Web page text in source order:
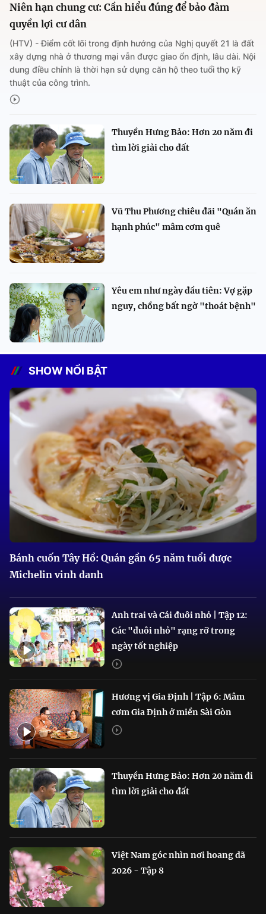
Niên hạn chung cư: Cần hiểu đúng để bảo đảm
quyền lợi cư dân
(HTV) - Điểm cốt lõi trong định hướng của Nghị quyết 21 là đất
xây dựng nhà ở thương mại vẫn được giao ổn định, lâu dài. Nội
dung điều chỉnh là thời hạn sử dụng căn hộ theo tuổi thọ kỹ
thuật của công trình.
Thuyền Hưng Bảo: Hơn 20 năm đi
tìm lời giải cho đất
Vũ Thu Phương chiêu đãi "Quán ăn
hạnh phúc" mâm cơm quê
Yêu em như ngày đầu tiên: Vợ gặp
nguy, chồng bất ngờ "thoát bệnh"
SHOW NỔI BẬT
Bánh cuốn Tây Hồ: Quán gần 65 năm tuổi được
Michelin vinh danh
Anh trai và Cái đuôi nhỏ | Tập 12:
Các "đuôi nhỏ" rạng rỡ trong
ngày tốt nghiệp
Hương vị Gia Định | Tập 6: Mâm
cơm Gia Định ở miền Sài Gòn
Thuyền Hưng Bảo: Hơn 20 năm đi
tìm lời giải cho đất
Việt Nam góc nhìn nơi hoang dã
2026 - Tập 8